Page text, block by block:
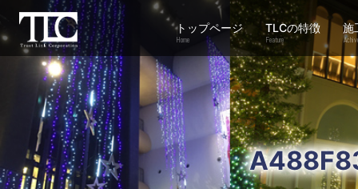
トップページ
Home
TLCの特徴
Feature
施